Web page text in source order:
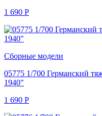
1 690 Р
Сборные модели
05775 1/700 Германский
1940"
1 690 Р